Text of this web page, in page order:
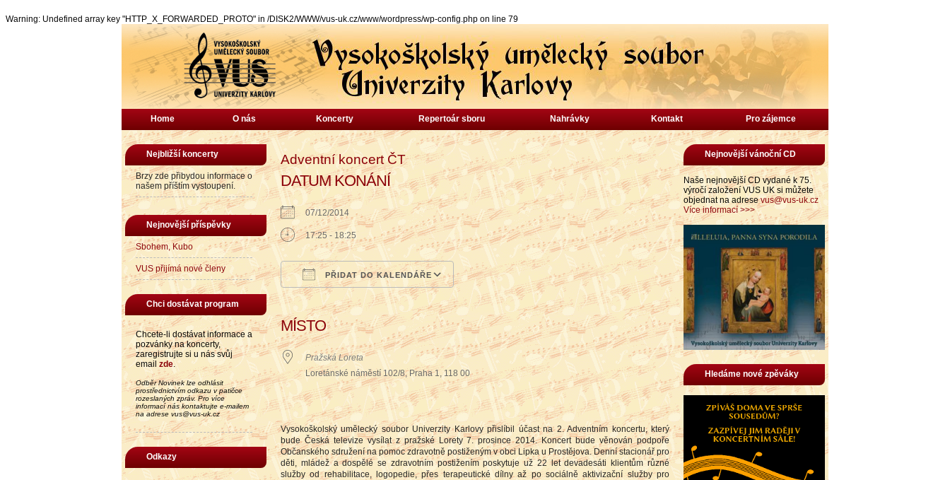
Warning: Undefined array key "HTTP_X_FORWARDED_PROTO" in /DISK2/WWW/vus-uk.cz/www/wordpress/wp-config.php on line 79
Home O nás Koncerty Repertoár sboru Nahrávky Kontakt Pro zájemce
Nejbližší koncerty
Brzy zde přibydou informace o
našem příštím vystoupení.
Nejnovější příspěvky
Sbohem, Kubo
VUS přijímá nové členy
Chci dostávat program
Chcete-li dostávat informace a
pozvánky na koncerty,
zaregistrujte si u nás svůj
email zde.
Odběr Novinek lze odhlásit
prostřednictvím odkazu v patičce
rozeslaných zpráv. Pro více
informací nás kontaktujte e-mailem
na adrese vus@vus-uk.cz
Odkazy
Adventní koncert ČT
DATUM KONÁNÍ
07/12/2014
17:25 - 18:25
PŘIDAT DO KALENDÁŘE
Download ICSGoogle Calendar
iCalendarOffice 365 Outlook Live
MÍSTO
Pražská Loreta
Loretánské náměstí 102/8, Praha 1, 118 00
Vysokoškolský umělecký soubor Univerzity Karlovy přislíbil účast na 2. Adventním koncertu, který
bude Česká televize vysílat z pražské Lorety 7. prosince 2014. Koncert bude věnován podpoře
Občanského sdružení na pomoc zdravotně postiženým v obci Lipka u Prostějova. Denní stacionář pro
děti, mládež a dospělé se zdravotním postižením poskytuje už 22 let devadesáti klientům různé
služby od rehabilitace, logopedie, přes terapeutické dílny až po sociálně aktivizační služby pro
Nejnovější vánoční CD
Naše nejnovější CD vydané k 75.
výročí založení VUS UK si můžete
objednat na adresevus@vus-uk.cz
Více informací >>>
Hledáme nové zpěváky